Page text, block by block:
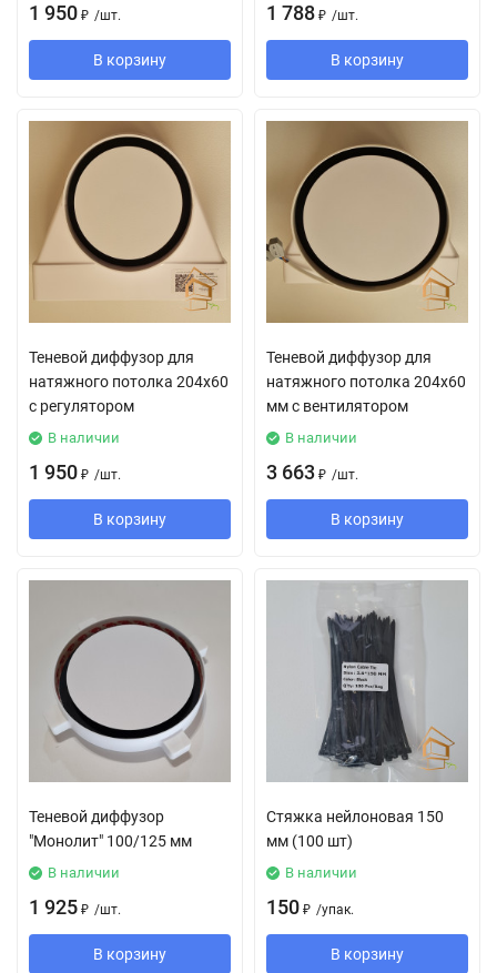
1 950 ₽ /шт.
В корзину
1 788 ₽ /шт.
В корзину
Теневой диффузор для
натяжного потолка 204х60
с регулятором
В наличии
1 950 ₽ /шт.
В корзину
Теневой диффузор для
натяжного потолка 204х60
мм с вентилятором
В наличии
3 663 ₽ /шт.
В корзину
Теневой диффузор
"Монолит" 100/125 мм
В наличии
1 925 ₽ /шт.
В корзину
Стяжка нейлоновая 150
мм (100 шт)
В наличии
150 ₽ /упак.
В корзину